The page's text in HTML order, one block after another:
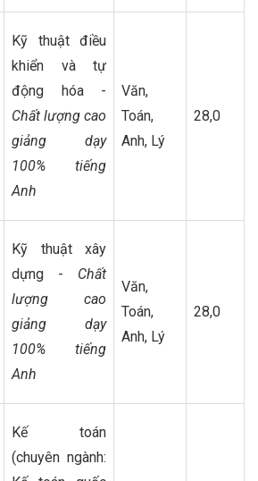
Kỹ thuật điều
khiển và tự
động hóa -
Chất lượng cao
giảng dạy
100% tiếng
Anh
Văn,
Toán,
Anh, Lý
28,0
Kỹ thuật xây
dựng - Chất
lượng cao
giảng dạy
100% tiếng
Anh
Văn,
Toán,
Anh, Lý
28,0
Kế toán
(chuyên ngành: